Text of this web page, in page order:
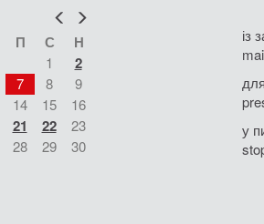
Попер
П С Н
1 2
7 8
9
14 15
16
21 22
23
28 29
30
із
у